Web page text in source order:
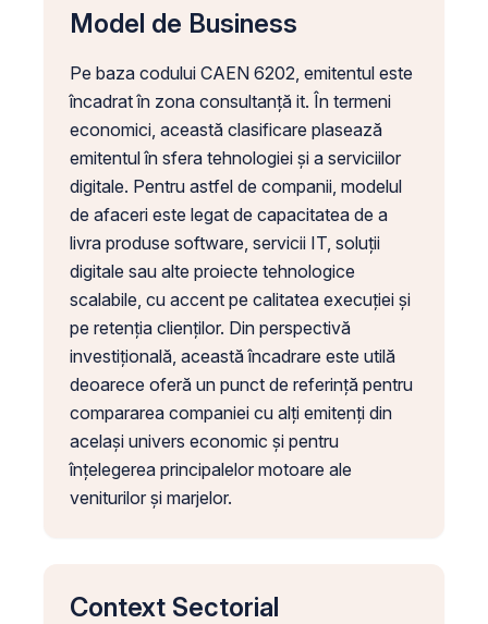
Model de Business
Pe baza codului CAEN 6202, emitentul este
încadrat în zona consultanță it. În termeni
economici, această clasificare plasează
emitentul în sfera tehnologiei și a serviciilor
digitale. Pentru astfel de companii, modelul
de afaceri este legat de capacitatea de a
livra produse software, servicii IT, soluții
digitale sau alte proiecte tehnologice
scalabile, cu accent pe calitatea execuției și
pe retenția clienților. Din perspectivă
investițională, această încadrare este utilă
deoarece oferă un punct de referință pentru
compararea companiei cu alți emitenți din
același univers economic și pentru
înțelegerea principalelor motoare ale
veniturilor și marjelor.
Context Sectorial